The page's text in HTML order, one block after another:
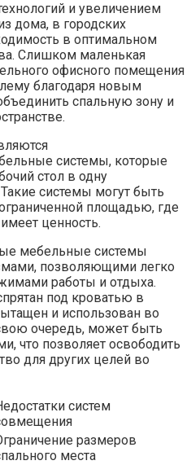
и увеличением
дома, в городских
в оптимальном
Слишком маленькая
офисного помещения
благодаря новым
спальную зону и
системы, которые
стол в одну
системы могут быть
площадью, где
ценность.
мебельные системы
позволяющими легко
работы и отдыха.
под кроватью в
и использован во
очередь, может быть
что позволяет освободить
для других целей во
систем
размеров
места